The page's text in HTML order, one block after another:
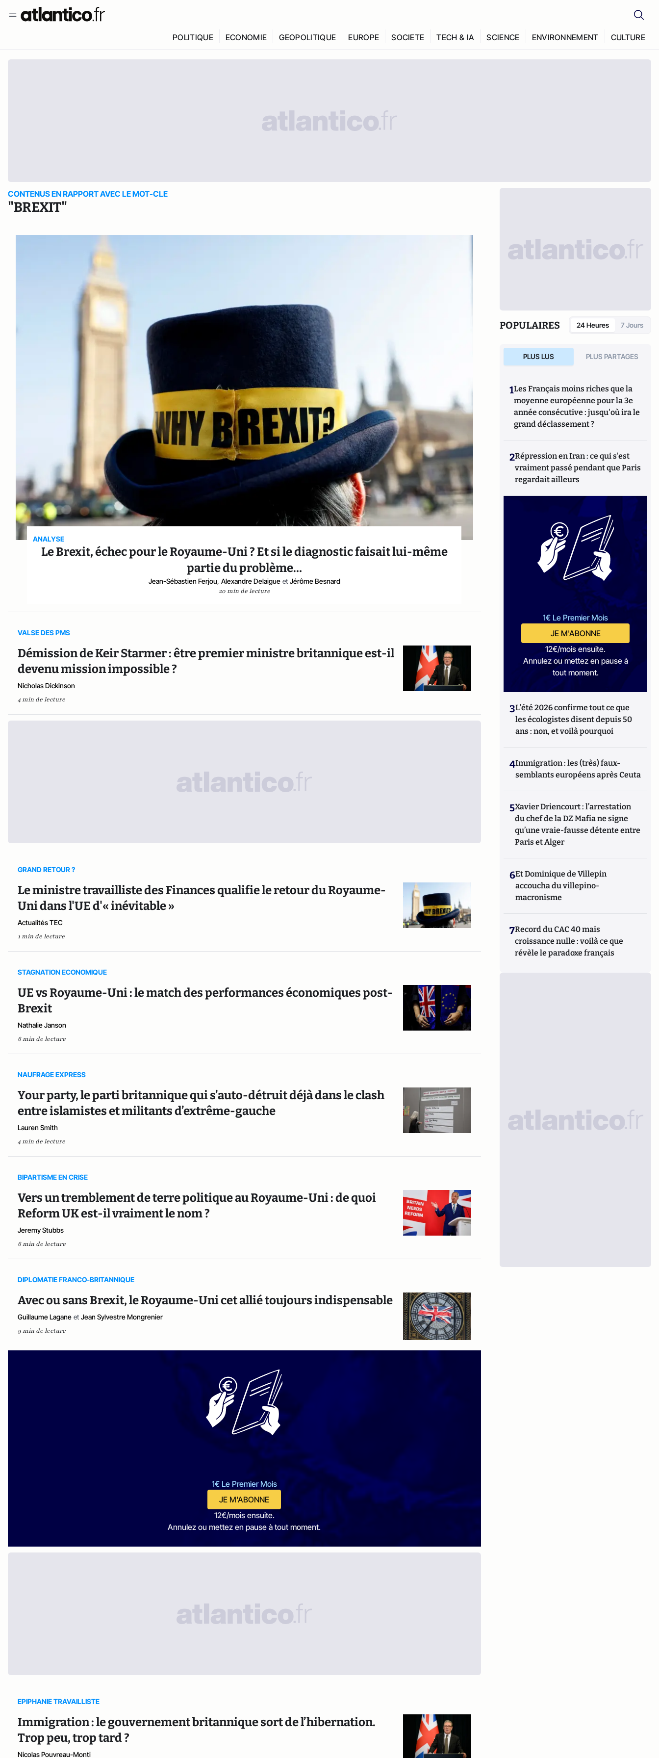
POLITIQUE ECONOMIE GEOPOLITIQUE EUROPE SOCIETE TECH & IA SCIENCE ENVIRONNEMENT CULTURE
CONTENUS EN RAPPORT AVEC LE MOT-CLE
"BREXIT"
ANALYSE
Le Brexit, échec pour le Royaume-Uni ? Et si le diagnostic faisait lui-même
partie du problème…
Jean-Sébastien Ferjou, Alexandre Delaigue et Jérôme Besnard
20 min de lecture
VALSE DES PMS
Démission de Keir Starmer : être premier ministre britannique est-il
devenu mission impossible ?
Nicholas Dickinson
4 min de lecture
GRAND RETOUR ?
Le ministre travailliste des Finances qualifie le retour du Royaume-
Uni dans l'UE d'« inévitable »
Actualités TEC
1 min de lecture
STAGNATION ECONOMIQUE
UE vs Royaume-Uni : le match des performances économiques post-
Brexit
Nathalie Janson
6 min de lecture
NAUFRAGE EXPRESS
Your party, le parti britannique qui s’auto-détruit déjà dans le clash
entre islamistes et militants d’extrême-gauche
Lauren Smith
4 min de lecture
BIPARTISME EN CRISE
Vers un tremblement de terre politique au Royaume-Uni : de quoi
Reform UK est-il vraiment le nom ?
Jeremy Stubbs
6 min de lecture
DIPLOMATIE FRANCO-BRITANNIQUE
Avec ou sans Brexit, le Royaume-Uni cet allié toujours indispensable
Guillaume Lagane et Jean Sylvestre Mongrenier
9 min de lecture
1€ Le Premier Mois
JE M'ABONNE
12€/mois ensuite.
Annulez ou mettez en pause à tout moment.
EPIPHANIE TRAVAILLISTE
Immigration : le gouvernement britannique sort de l’hibernation.
Trop peu, trop tard ?
Nicolas Pouvreau-Monti
POPULAIRES 24 Heures 7 Jours
PLUS LUS PLUS PARTAGES
1Les Français moins riches que la
moyenne européenne pour la 3e
année consécutive : jusqu'où ira le
grand déclassement ?
2Répression en Iran : ce qui s'est
vraiment passé pendant que Paris
regardait ailleurs
1€ Le Premier Mois
JE M'ABONNE
12€/mois ensuite.
Annulez ou mettez en pause à
tout moment.
3L’été 2026 confirme tout ce que
les écologistes disent depuis 50
ans : non, et voilà pourquoi
4Immigration : les (très) faux-
semblants européens après Ceuta
5Xavier Driencourt : l’arrestation
du chef de la DZ Mafia ne signe
qu’une vraie-fausse détente entre
Paris et Alger
6Et Dominique de Villepin
accoucha du villepino-
macronisme
7Record du CAC 40 mais
croissance nulle : voilà ce que
révèle le paradoxe français